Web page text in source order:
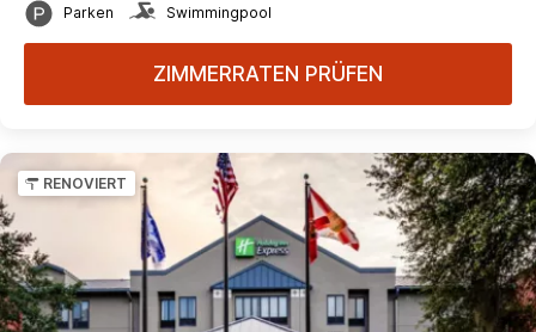
Parken Swimmingpool
ZIMMERRATEN PRÜFEN
RENOVIERT